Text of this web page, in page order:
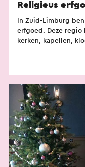
Religieus
In Zuid-Limburg
erfgoed. Deze regio
kerken, kapellen,